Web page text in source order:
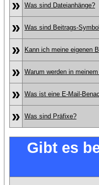
» Was sind Dateianhänge?
» Was sind Beitrags-
» Kann ich meine eigenen
» Warum werden in
» Was ist eine E-Mail-
» Was sind Präfixe?
Gibt es